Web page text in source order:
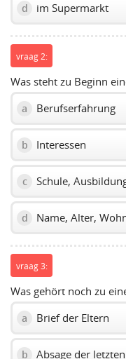
d im Supermarkt
vraag 2:
Was steht zu Beginn
a Berufserfahrung
b Interessen
c Schule,
d Name, Alter,
vraag 3:
Was gehört noch zu
a Brief der Eltern
b Absage der